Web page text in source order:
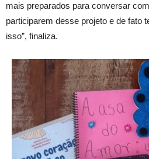
mais preparados para conversar
participarem desse projeto e de fato
isso”, finaliza.